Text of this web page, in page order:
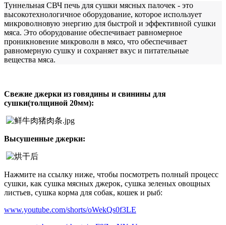
Туннельная СВЧ печь для сушки мясных палочек - это
высокотехнологичное оборудование, которое использует
микроволновую энергию для быстрой и эффективной сушки
мяса. Это оборудование обеспечивает равномерное
проникновение микроволн в мясо, что обеспечивает
равномерную сушку и сохраняет вкус и питательные
вещества мяса.
Свежие джерки из говядины и свинины для
сушки(толщиной 20мм):
Высушенные джерки:
Нажмите на ссылку ниже, чтобы посмотреть полный процесс
сушки, как сушка мясных джерок, сушка зеленых овощных
листьев, сушка корма для собак, кошек и рыб:
www.youtube.com/shorts/oWekQs0f3LE